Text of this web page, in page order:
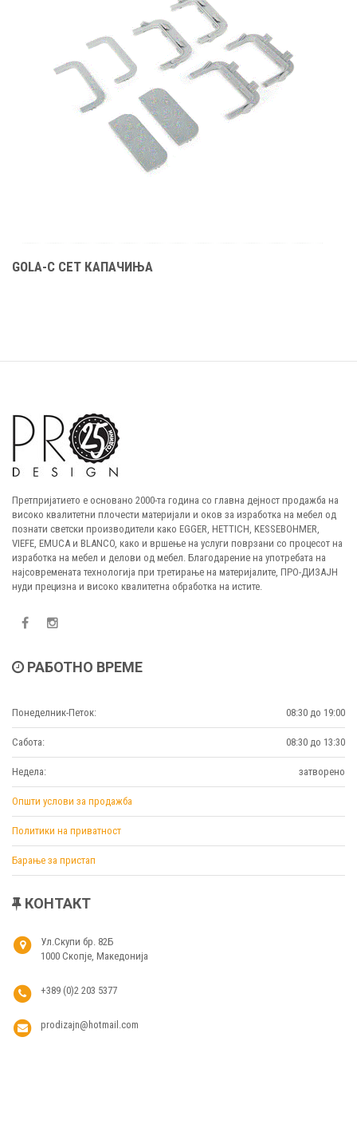
GOLA-C СЕТ КАПАЧИЊА
Претпријатието е основано 2000-та година со главна дејност продажба на
високо квалитетни плочести материјали и оков за изработка на мебел од
познати светски производители како EGGER, HETTICH, KESSEBOHMER,
VIEFE, EMUCA и BLANCO, како и вршење на услуги поврзани со процесот на
изработка на мебел и делови од мебел. Благодарение на употребата на
најсовремената технологија при третирање на материјалите, ПРО-ДИЗАЈН
нуди прецизна и високо квалитетна обработка на истите.
РАБОТНО ВРЕМЕ
Понеделник-Петок: 08:30 до 19:00
Сабота: 08:30 до 13:30
Недела: затворено
Општи услови за продажба
Политики на приватност
Барање за пристап
КОНТАКТ
Ул.Скупи бр. 82Б
1000 Скопје, Македонија
+389 (0)2 203 5377
prodizajn@hotmail.com